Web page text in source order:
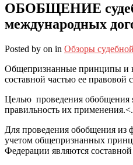
ОБОБЩЕНИЕ
международных
Posted by on in Обзоры
Общепризнанные принципы и
составной частью ее правовой
Целью проведения обобщения
правильность их
Для проведения обобщения из
учетом общепризнанных
Федерации являются